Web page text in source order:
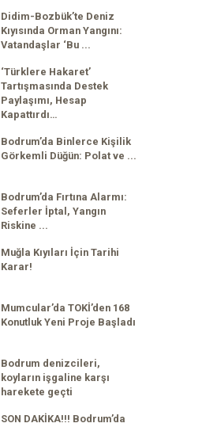
Didim-Bozbük’te Deniz
Kıyısında Orman Yangını:
Vatandaşlar ‘Bu ...
‘Türklere Hakaret’
Tartışmasında Destek
Paylaşımı, Hesap
Kapattırdı…
Bodrum’da Binlerce Kişilik
Görkemli Düğün: Polat ve ...
Bodrum’da Fırtına Alarmı:
Seferler İptal, Yangın
Riskine ...
Muğla Kıyıları İçin Tarihi
Karar!
Mumcular’da TOKİ’den 168
Konutluk Yeni Proje Başladı
Bodrum denizcileri,
koyların işgaline karşı
harekete geçti
SON DAKİKA!!! Bodrum’da